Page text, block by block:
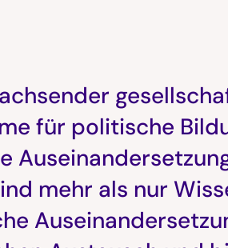
für politische
mehr als nur